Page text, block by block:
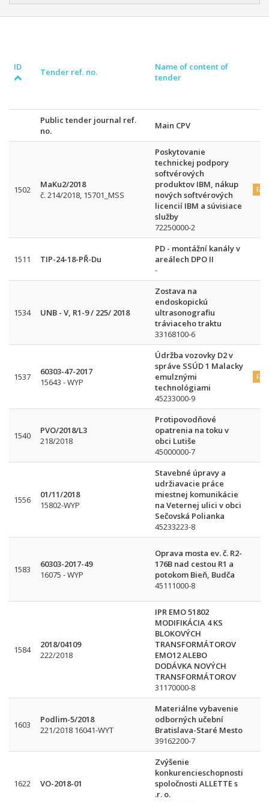
ID Tender ref. no.
Name of content of
tender
Public tender journal ref.
no.
Main CPV
1502
MaKu2/2018
č. 214/2018, 15701_MSS
Poskytovanie
technickej podpory
softvérových
produktov IBM, nákup
nových softvérových
licencií IBM a súvisiace
služby
72250000-2
FA
1511 TIP-24-18-PŘ-Du
PD - montážní kanály v
areálech DPO II
-
1534 UNB - V, R1-9 / 225/ 2018
Zostava na
endoskopickú
ultrasonografiu
tráviaceho traktu
33168100-6
1537
60303-47-2017
15643 - WYP
Údržba vozovky D2 v
správe SSÚD 1 Malacky
emulznými
technológiami
45233000-9
FA
1540
PVO/2018/L3
218/2018
Protipovodňové
opatrenia na toku v
obci Lutiše
45000000-7
1556
01/11/2018
15802-WYP
Stavebné úpravy a
udržiavacie práce
miestnej komunikácie
na Veternej ulici v obci
Sečovská Polianka
45233223-8
1583
60303-2017-49
16075 - WYP
Oprava mosta ev. č. R2-
176B nad cestou R1 a
potokom Bieň, Budča
45111000-8
1584
2018/04109
222/2018
IPR EMO 51802
MODIFIKÁCIA 4 KS
BLOKOVÝCH
TRANSFORMÁTOROV
EMO12 ALEBO
DODÁVKA NOVÝCH
TRANSFORMÁTOROV
31170000-8
1603
Podlim-5/2018
221/2018 16041-WYT
Materiálne vybavenie
odborných učební
Bratislava-Staré Mesto
39162200-7
1622 VO-2018-01
Zvýšenie
konkurencieschopnosti
spoločnosti ALLETTE s
.r. o.